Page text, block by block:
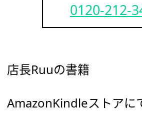
0120-212-
店長Ruuの書籍
AmazonKindleストアに